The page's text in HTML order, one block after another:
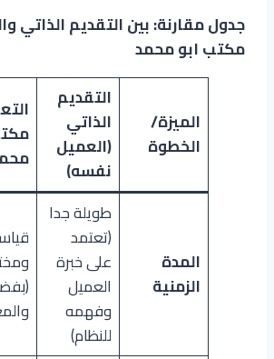
جدول مقارنة: بين التقديم الذاتي
مكتب ابو محمد
الميزة/
الخطوة
التقديم
الذاتي
(العميل
نفسه)
المدة
الزمنية
طويلة جدا
(تعتمد
على خبرة
العميل
وفهمه
للنظام)